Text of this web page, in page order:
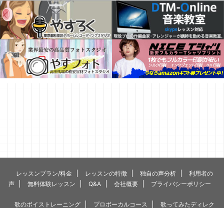
レッスンプラン/料金 レッスンの特徴 独自の声分析
利用者の
声
無料体験レッスン Q&A 会社概要 プライバシーポリシー
歌のボイストレーニング プロボーカルコース 歌ってみたディレク